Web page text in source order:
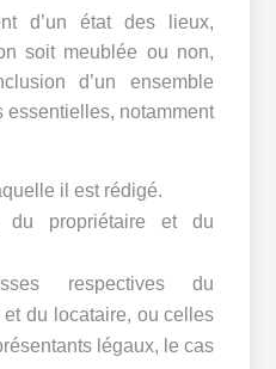
d’un état des lieux,
soit meublée ou non,
d’un ensemble
essentielles, notamment
il est rédigé.
du propriétaire et du
respectives du
et du locataire, ou celles
légaux, le cas